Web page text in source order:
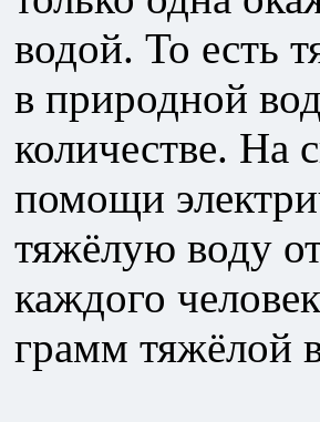
водой. То есть
в природной
количестве. На
помощи
тяжёлую воду
каждого
грамм тяжёлой